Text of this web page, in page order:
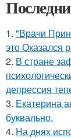
1. "Врачи
это Оказался
2. В стране
депрессия
3. Екатерина
буквально.
4. На днях